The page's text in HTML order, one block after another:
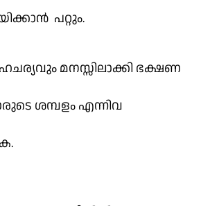
പറ്റും.
മനസ്സിലാക്കി ഭക്ഷണ
ശമ്പളം എന്നിവ